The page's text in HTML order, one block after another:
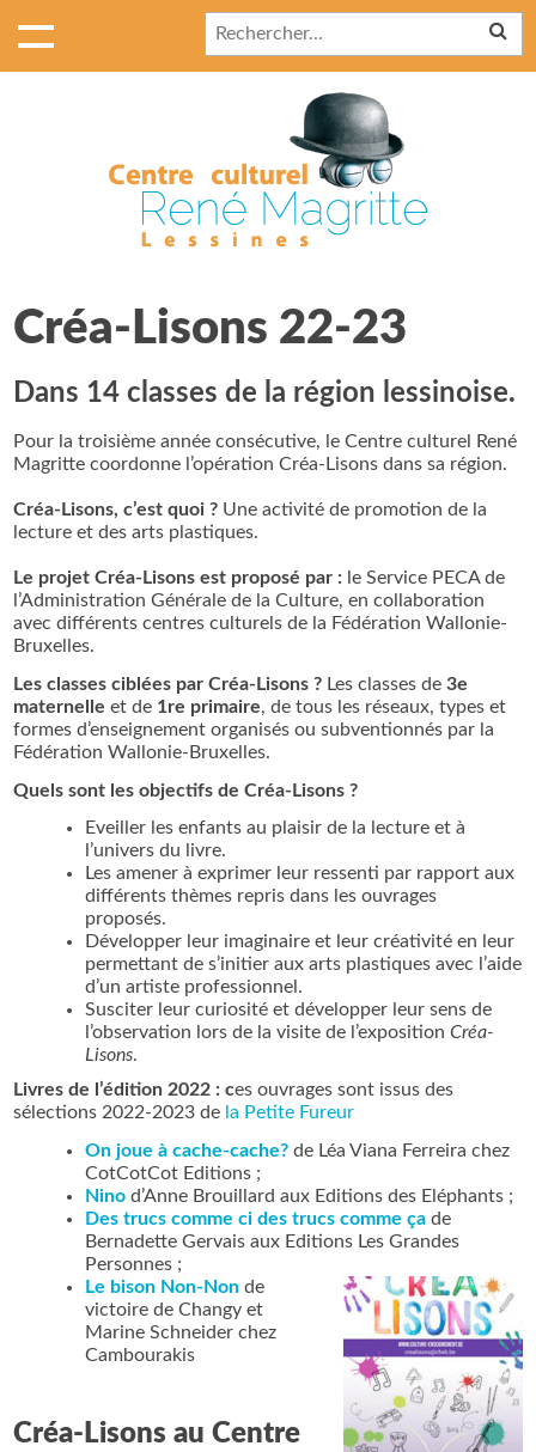
Créa-Lisons 22-23
Dans 14 classes de la région lessinoise.
Pour la troisième année consécutive, le Centre culturel René
Magritte coordonne l’opération Créa-Lisons dans sa région.
Créa-Lisons, c’est quoi ? Une activité de promotion de la
lecture et des arts plastiques.
Le projet Créa-Lisons est proposé par : le Service PECA de
l’Administration Générale de la Culture, en collaboration
avec différents centres culturels de la Fédération Wallonie-
Bruxelles.
Les classes ciblées par Créa-Lisons ? Les classes de3e
maternelle et de 1re primaire, de tous les réseaux, types et
formes d’enseignement organisés ou subventionnés par la
Fédération Wallonie-Bruxelles.
Quels sont les objectifs de Créa-Lisons ?
Eveiller les enfants au plaisir de la lecture et à
l’univers du livre.
Les amener à exprimer leur ressenti par rapport aux
différents thèmes repris dans les ouvrages
proposés.
Développer leur imaginaire et leur créativité en leur
permettant de s’initier aux arts plastiques avec l’aide
d’un artiste professionnel.
Susciter leur curiosité et développer leur sens de
l’observation lors de la visite de l’expositionCréa-
Lisons.
Livres de l’édition 2022 : ces ouvrages sont issus des
sélections 2022-2023 de la Petite Fureur
On joue à cache-cache? de Léa Viana Ferreira chez
CotCotCot Editions ;
Nino d’Anne Brouillard aux Editions des Eléphants ;
Des trucs comme ci des trucs comme ça de
Bernadette Gervais aux Editions Les Grandes
Personnes ;
Le bison Non-Non de
victoire de Changy et
Marine Schneider chez
Cambourakis
Créa-Lisons au Centre